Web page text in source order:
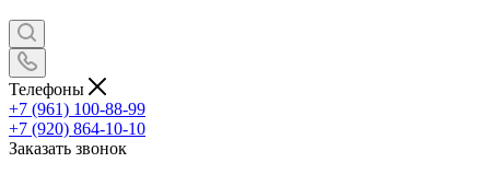
Телефоны
+7 (961) 100-88-99
+7 (920) 864-10-10
Заказать звонок